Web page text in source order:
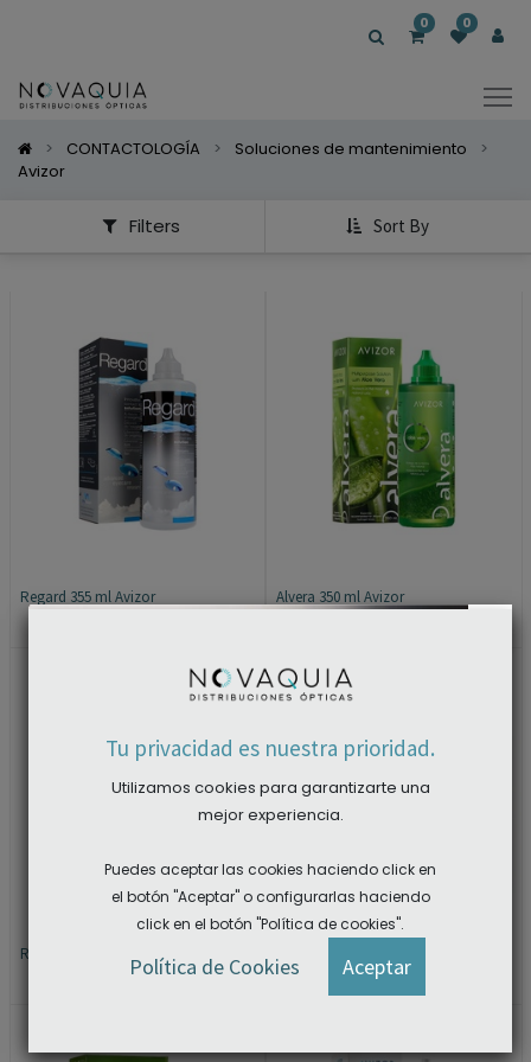
0 0
CONTACTOLOGÍA
Soluciones de mantenimiento
Avizor
Filters Sort By
Mostrar
Regard 355 ml Avizor Alvera 350 ml Avizor
Regard 100 ml Avizor
Tu privacidad es nuestra prioridad.
Utilizamos cookies para garantizarte una
mejor experiencia.
Puedes aceptar las cookies haciendo click en
el botón "Aceptar" o configurarlas haciendo
click en el botón "Política de cookies".
Política de Cookies Aceptar